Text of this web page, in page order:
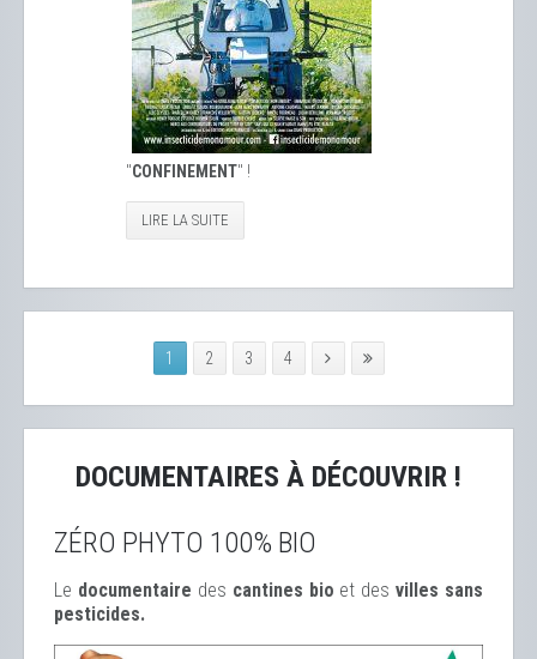
"CONFINEMENT" !
LIRE LA SUITE
1 2 3 4
DOCUMENTAIRES À DÉCOUVRIR !
ZÉRO PHYTO 100% BIO
Le documentaire des cantines bio et desvilles sans
pesticides.